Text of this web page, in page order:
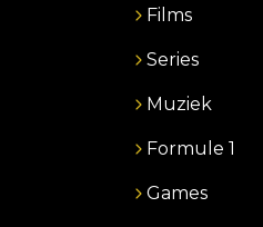
Films
Series
Muziek
Formule 1
Games